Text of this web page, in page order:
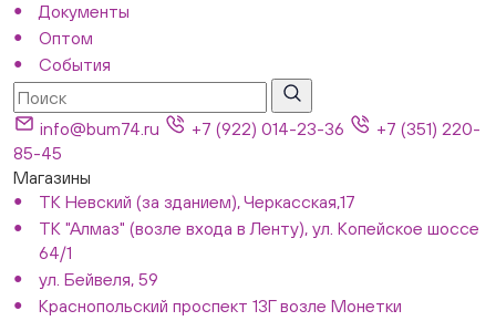
Документы
Оптом
События
info@bum74.ru +7 (922) 014-23-36
+7 (351) 220-
85-45
Магазины
ТК Невский (за зданием), Черкасская,17
ТК "Алмаз" (возле входа в Ленту), ул. Копейское шоссе
64/1
ул. Бейвеля, 59
Краснопольский проспект 13Г возле Монетки